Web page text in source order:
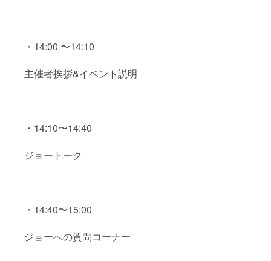
・14:00 〜14:10
主催者挨拶&イベント説明
・14:10〜14:40
ジョートーク
・14:40〜15:00
ジョーへの質問コーナー